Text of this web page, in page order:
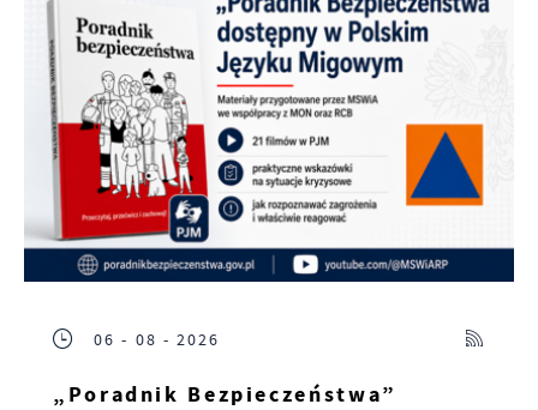
06 - 08 - 2026
„Poradnik Bezpieczeństwa”